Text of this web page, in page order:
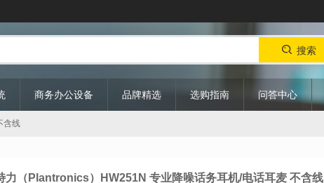
搜索
商务办公设备 品牌精选 选购指南 问答中心
含线
力（Plantronics）HW251N 专业降噪话务耳机/电话耳麦 不含线